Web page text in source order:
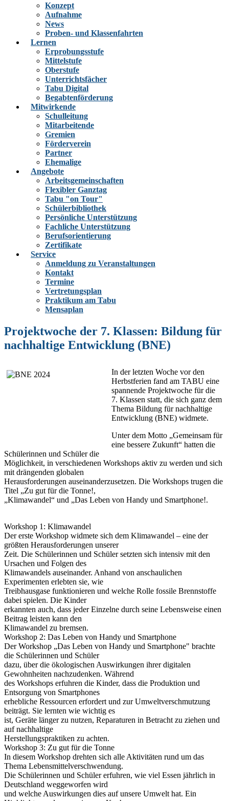
Konzept
Aufnahme
News
Proben- und Klassenfahrten
Lernen
Erprobungsstufe
Mittelstufe
Oberstufe
Unterrichtsfächer
Tabu Digital
Begabtenförderung
Mitwirkende
Schulleitung
Mitarbeitende
Gremien
Förderverein
Partner
Ehemalige
Angebote
Arbeitsgemeinschaften
Flexibler Ganztag
Tabu "on Tour"
Schülerbibliothek
Persönliche Unterstützung
Fachliche Unterstützung
Berufsorientierung
Zertifikate
Service
Anmeldung zu Veranstaltungen
Kontakt
Termine
Vertretungsplan
Praktikum am Tabu
Mensaplan
Projektwoche der 7. Klassen: Bildung für
nachhaltige Entwicklung (BNE)
In der letzten Woche vor den
Herbstferien fand am TABU eine
spannende Projektwoche für die
7. Klassen statt, die sich ganz dem
Thema Bildung für nachhaltige
Entwicklung (BNE) widmete.
Unter dem Motto „Gemeinsam für
eine bessere Zukunft“ hatten die
Schülerinnen und Schüler die
Möglichkeit, in verschiedenen Workshops aktiv zu werden und sich
mit drängenden globalen
Herausforderungen auseinanderzusetzen. Die Workshops trugen die
Titel „Zu gut für die Tonne!,
„Klimawandel“ und „Das Leben von Handy und Smartphone!.
Workshop 1: Klimawandel
Der erste Workshop widmete sich dem Klimawandel – eine der
größten Herausforderungen unserer
Zeit. Die Schülerinnen und Schüler setzten sich intensiv mit den
Ursachen und Folgen des
Klimawandels auseinander. Anhand von anschaulichen
Experimenten erlebten sie, wie
Treibhausgase funktionieren und welche Rolle fossile Brennstoffe
dabei spielen. Die Kinder
erkannten auch, dass jeder Einzelne durch seine Lebensweise einen
Beitrag leisten kann den
Klimawandel zu bremsen.
Workshop 2: Das Leben von Handy und Smartphone
Der Workshop „Das Leben von Handy und Smartphone" brachte
die Schülerinnen und Schüler
dazu, über die ökologischen Auswirkungen ihrer digitalen
Gewohnheiten nachzudenken. Während
des Workshops erfuhren die Kinder, dass die Produktion und
Entsorgung von Smartphones
erhebliche Ressourcen erfordert und zur Umweltverschmutzung
beiträgt. Sie lernten wie wichtig es
ist, Geräte länger zu nutzen, Reparaturen in Betracht zu ziehen und
auf nachhaltige
Herstellungspraktiken zu achten.
Workshop 3: Zu gut für die Tonne
In diesem Workshop drehten sich alle Aktivitäten rund um das
Thema Lebensmittelverschwendung.
Die Schülerinnen und Schüler erfuhren, wie viel Essen jährlich in
Deutschland weggeworfen wird
und welche Auswirkungen dies auf unsere Umwelt hat. Ein